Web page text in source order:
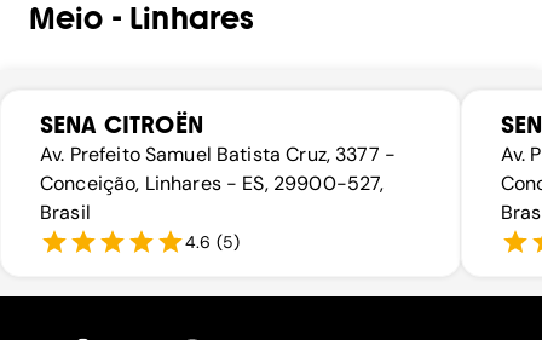
Meio - Linhares
SENA CITROËN
Av. Prefeito Samuel Batista Cruz, 3377 -
Conceição, Linhares - ES, 29900-527,
Brasil
4.6 (5)
Av.